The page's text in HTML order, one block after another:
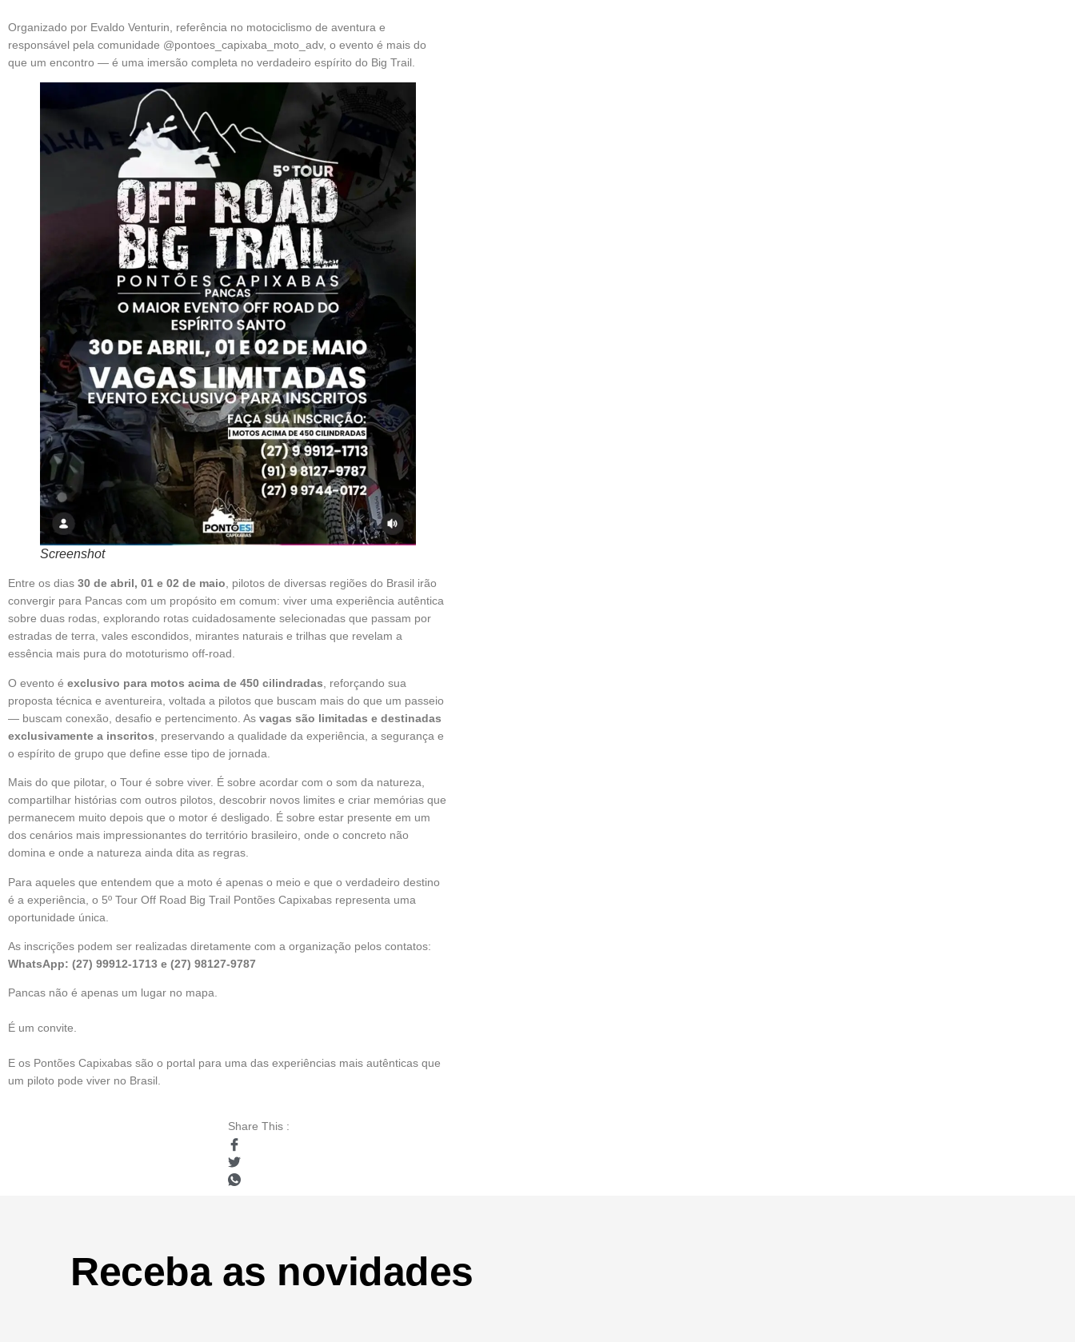
Organizado por Evaldo Venturin, referência no motociclismo de aventura e
responsável pela comunidade @pontoes_capixaba_moto_adv, o evento é mais do
que um encontro — é uma imersão completa no verdadeiro espírito do Big Trail.
Screenshot
Entre os dias 30 de abril, 01 e 02 de maio, pilotos de diversas regiões do Brasil irão
convergir para Pancas com um propósito em comum: viver uma experiência autêntica
sobre duas rodas, explorando rotas cuidadosamente selecionadas que passam por
estradas de terra, vales escondidos, mirantes naturais e trilhas que revelam a
essência mais pura do mototurismo off-road.
O evento é exclusivo para motos acima de 450 cilindradas , reforçando sua
proposta técnica e aventureira, voltada a pilotos que buscam mais do que um passeio
— buscam conexão, desafio e pertencimento. As vagas são limitadas e destinadas
exclusivamente a inscritos , preservando a qualidade da experiência, a segurança e
o espírito de grupo que define esse tipo de jornada.
Mais do que pilotar, o Tour é sobre viver. É sobre acordar com o som da natureza,
compartilhar histórias com outros pilotos, descobrir novos limites e criar memórias que
permanecem muito depois que o motor é desligado. É sobre estar presente em um
dos cenários mais impressionantes do território brasileiro, onde o concreto não
domina e onde a natureza ainda dita as regras.
Para aqueles que entendem que a moto é apenas o meio e que o verdadeiro destino
é a experiência, o 5º Tour Off Road Big Trail Pontões Capixabas representa uma
oportunidade única.
As inscrições podem ser realizadas diretamente com a organização pelos contatos:
WhatsApp: (27) 99912-1713 e (27) 98127-9787
Pancas não é apenas um lugar no mapa.
É um convite.
E os Pontões Capixabas são o portal para uma das experiências mais autênticas que
um piloto pode viver no Brasil.
Share This :
Receba as novidades